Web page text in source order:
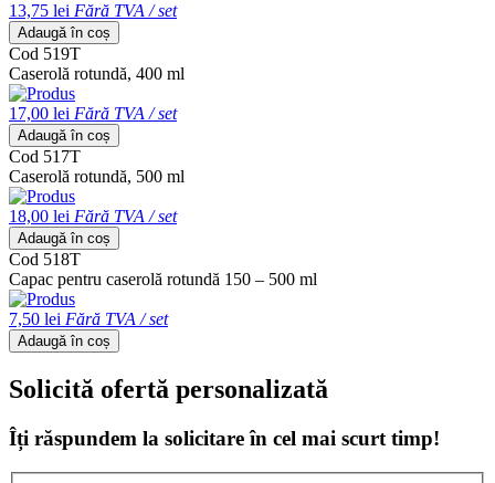
13,75 lei Fără TVA / set
Adaugă în coș
Cod 519T
Caserolă rotundă, 400 ml
17,00 lei Fără TVA / set
Adaugă în coș
Cod 517T
Caserolă rotundă, 500 ml
18,00 lei Fără TVA / set
Adaugă în coș
Cod 518T
Capac pentru caserolă rotundă 150 – 500 ml
7,50 lei Fără TVA / set
Adaugă în coș
Solicită ofertă personalizată
Îți răspundem la solicitare în cel mai scurt timp!